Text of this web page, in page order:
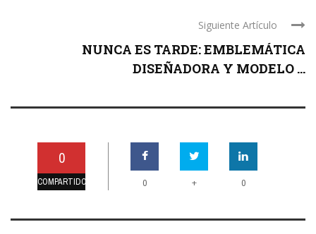
Siguiente Artículo
NUNCA ES TARDE: EMBLEMÁTICA
DISEÑADORA Y MODELO ...
0
COMPARTIDO 0 + 0